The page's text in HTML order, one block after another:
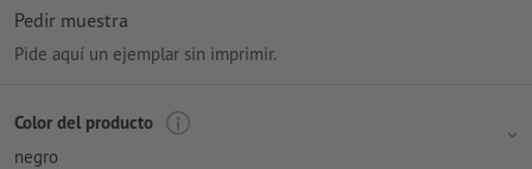
Pedir muestra
Pide aquí un ejemplar sin imprimir.
Color del producto
negro